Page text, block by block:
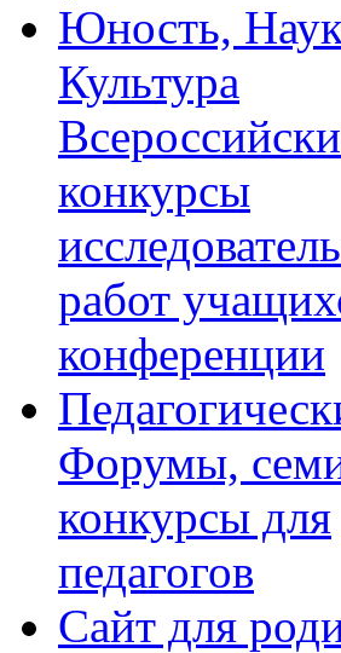
Юность,
Культура
конкурсы
работ
конференции
Форумы,
конкурсы для
педагогов
Сайт для